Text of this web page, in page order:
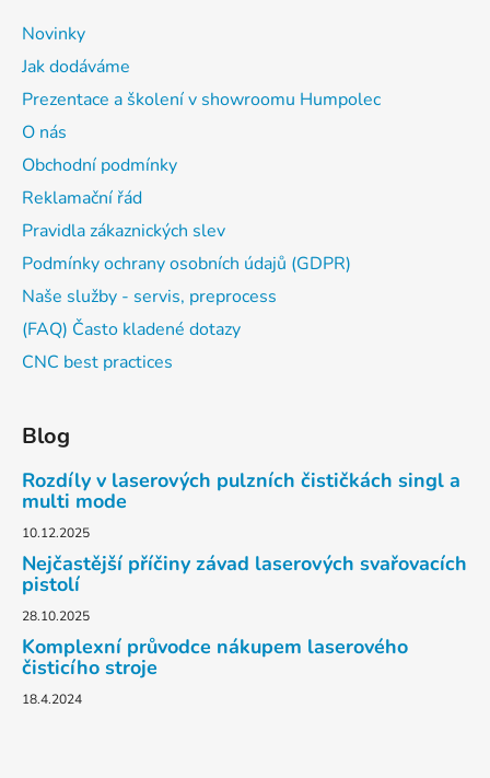
Novinky
Jak dodáváme
Prezentace a školení v showroomu Humpolec
O nás
Obchodní podmínky
Reklamační řád
Pravidla zákaznických slev
Podmínky ochrany osobních údajů (GDPR)
Naše služby - servis, preprocess
(FAQ) Často kladené dotazy
CNC best practices
Blog
Rozdíly v laserových pulzních čističkách singl a
multi mode
10.12.2025
Nejčastější příčiny závad laserových svařovacích
pistolí
28.10.2025
Komplexní průvodce nákupem laserového
čisticího stroje
18.4.2024